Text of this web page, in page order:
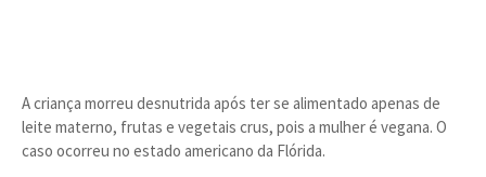
A criança morreu desnutrida após ter se alimentado apenas de
leite materno, frutas e vegetais crus, pois a mulher é vegana. O
caso ocorreu no estado americano da Flórida.